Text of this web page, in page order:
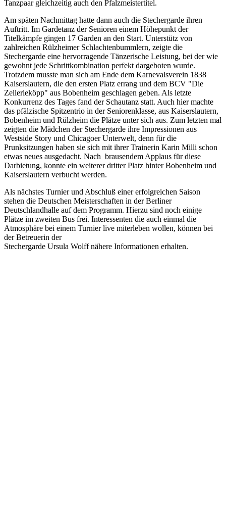
Tanzpaar gleichzeitig auch den Pfalzmeistertitel.
Am späten Nachmittag hatte dann auch die Stechergarde ihren
Auftritt. Im Gardetanz der Senioren einem Höhepunkt der
Titelkämpfe gingen 17 Garden an den Start. Unterstütz von
zahlreichen Rülzheimer Schlachtenbummlern, zeigte die
Stechergarde eine hervorragende Tänzerische Leistung, bei der wie
gewohnt jede Schrittkombination perfekt dargeboten wurde.
Trotzdem musste man sich am Ende dem Karnevalsverein 1838
Kaiserslautern, die den ersten Platz errang und dem BCV "Die
Zellerieköpp" aus Bobenheim geschlagen geben. Als letzte
Konkurrenz des Tages fand der Schautanz statt. Auch hier machte
das pfälzische Spitzentrio in der Seniorenklasse, aus Kaiserslautern,
Bobenheim und Rülzheim die Plätze unter sich aus. Zum letzten mal
zeigten die Mädchen der Stechergarde ihre Impressionen aus
Westside Story und Chicagoer Unterwelt, denn für die
Prunksitzungen haben sie sich mit ihrer Trainerin Karin Milli schon
etwas neues ausgedacht. Nach brausendem Applaus für diese
Darbietung, konnte ein weiterer dritter Platz hinter Bobenheim und
Kaiserslautern verbucht werden.
Als nächstes Turnier und Abschluß einer erfolgreichen Saison
stehen die Deutschen Meisterschaften in der Berliner
Deutschlandhalle auf dem Programm. Hierzu sind noch einige
Plätze im zweiten Bus frei. Interessenten die auch einmal die
Atmosphäre bei einem Turnier live miterleben wollen, können bei
der Betreuerin der
Stechergarde Ursula Wolff nähere Informationen erhalten.